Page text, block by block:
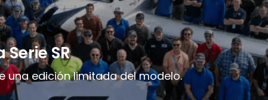
SR
una edición limitada del modelo.